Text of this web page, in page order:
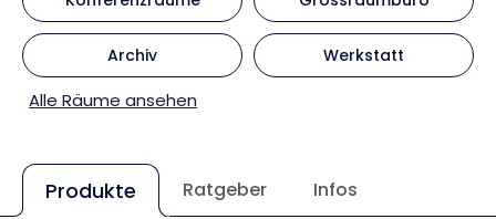
Archiv Werkstatt
Alle Räume ansehen
Produkte Ratgeber Infos